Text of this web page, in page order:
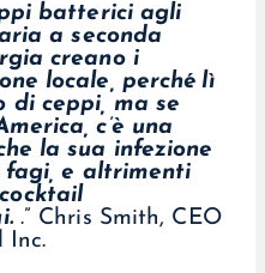
batterici agli
a seconda
creano i
locale, perché lì
di ceppi, ma se
c’è una
la sua infezione
fagi, e altrimenti
.” Chris Smith, CEO
Inc.